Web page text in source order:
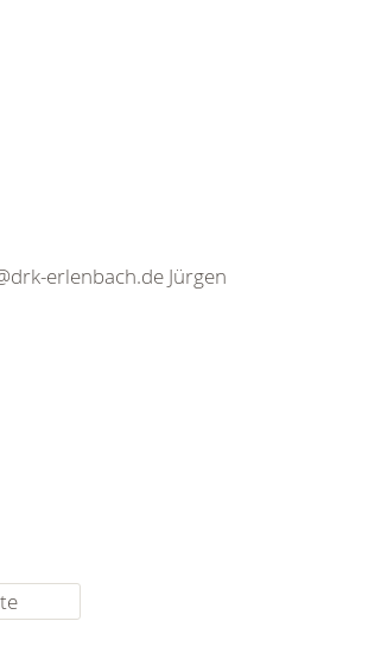
erlenbach.de Jürgen